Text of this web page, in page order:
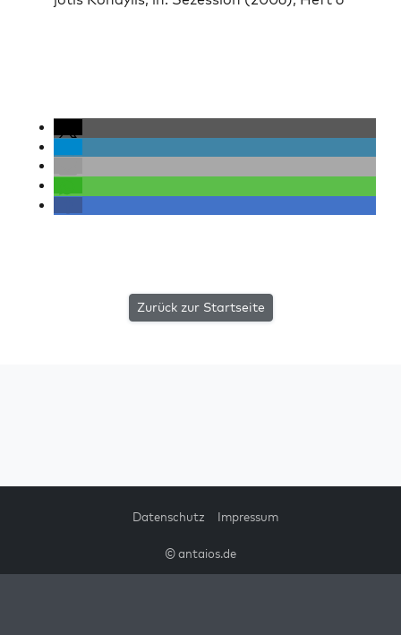
Zurück zur Startseite
Datenschutz Impressum
© antaios.de